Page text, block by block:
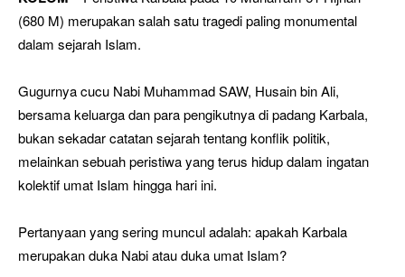
(680 M) merupakan salah satu tragedi paling monumental
dalam sejarah Islam.
Gugurnya cucu Nabi Muhammad SAW, Husain bin Ali,
bersama keluarga dan para pengikutnya di padang Karbala,
bukan sekadar catatan sejarah tentang konflik politik,
melainkan sebuah peristiwa yang terus hidup dalam ingatan
kolektif umat Islam hingga hari ini.
Pertanyaan yang sering muncul adalah: apakah Karbala
merupakan duka Nabi atau duka umat Islam?